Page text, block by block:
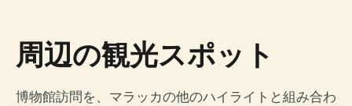
周辺の観光スポット
博物館訪問を、マラッカの他のハイライトと組み合わ